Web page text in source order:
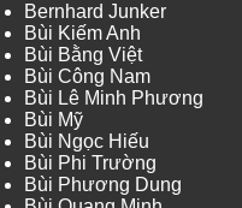
Bernhard Junker
Bùi Kiếm Anh
Bùi Bằng Việt
Bùi Công Nam
Bùi Lê Minh Phương
Bùi Mỹ
Bùi Ngọc Hiếu
Bùi Phi Trường
Bùi Phương Dung